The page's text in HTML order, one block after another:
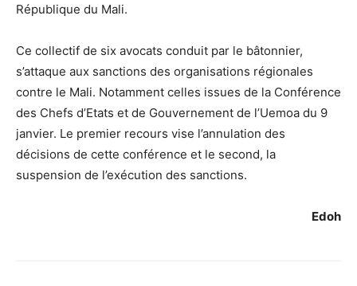
République du Mali.
Ce collectif de six avocats conduit par le bâtonnier,
s’attaque aux sanctions des organisations régionales
contre le Mali. Notamment celles issues de la Conférence
des Chefs d’Etats et de Gouvernement de l’Uemoa du 9
janvier. Le premier recours vise l’annulation des
décisions de cette conférence et le second, la
suspension de l’exécution des sanctions.
Edoh